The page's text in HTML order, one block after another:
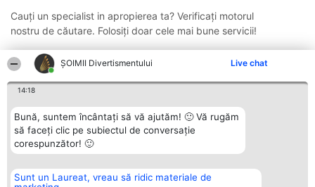
ŞOIMII Divertismentului Live chat
14:18
Bună, suntem încântați să vă ajutăm! 🙂 Vă rugăm
să faceți clic pe subiectul de conversație
corespunzător! 🙂
Sunt un Laureat, vreau să ridic materiale de
Cauți un specialist in apropierea ta? Verificați motorul
nostru de căutare. Folosiți doar cele mai bune servicii!
Organizator Ranking Plebiscyt Contact